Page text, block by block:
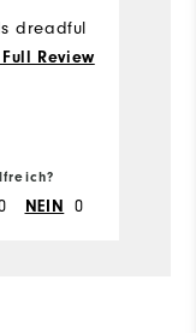
dreadful
Review
NEIN 0